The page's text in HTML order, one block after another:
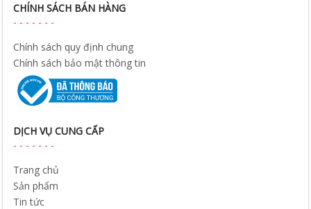
CHÍNH SÁCH BÁN HÀNG
Chính sách quy định chung
Chính sách bảo mật thông tin
DỊCH VỤ CUNG CẤP
Trang chủ
Sản phẩm
Tin tức